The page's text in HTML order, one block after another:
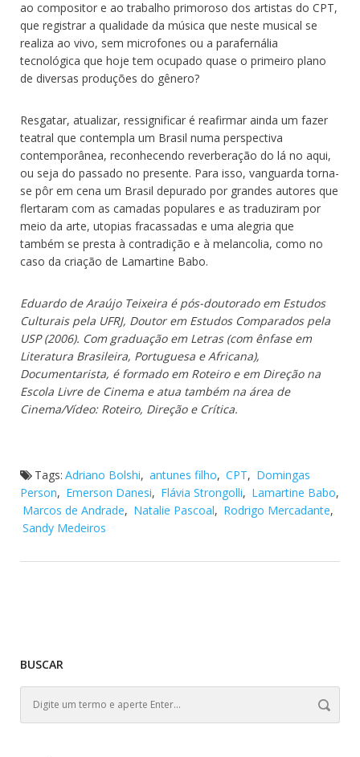
ao compositor e ao trabalho primoroso dos artistas do CPT,
que registrar a qualidade da música que neste musical se
realiza ao vivo, sem microfones ou a parafernália
tecnológica que hoje tem ocupado quase o primeiro plano
de diversas produções do gênero?
Resgatar, atualizar, ressignificar é reafirmar ainda um fazer
teatral que contempla um Brasil numa perspectiva
contemporânea, reconhecendo reverberação do lá no aqui,
ou seja do passado no presente. Para isso, vanguarda torna-
se pôr em cena um Brasil depurado por grandes autores que
flertaram com as camadas populares e as traduziram por
meio da arte, utopias fracassadas e uma alegria que
também se presta à contradição e à melancolia, como no
caso da criação de Lamartine Babo.
Eduardo de Araújo Teixeira é pós-doutorado em Estudos
Culturais pela UFRJ, Doutor em Estudos Comparados pela
USP (2006). Com graduação em Letras (com ênfase em
Literatura Brasileira, Portuguesa e Africana),
Documentarista, é formado em Roteiro e em Direção na
Escola Livre de Cinema e atua também na área de
Cinema/Vídeo: Roteiro, Direção e Crítica.
Tags: Adriano Bolshi, antunes filho, CPT, Domingas
Person, Emerson Danesi, Flávia Strongolli, Lamartine Babo,
Marcos de Andrade, Natalie Pascoal, Rodrigo Mercadante,
Sandy Medeiros
BUSCAR